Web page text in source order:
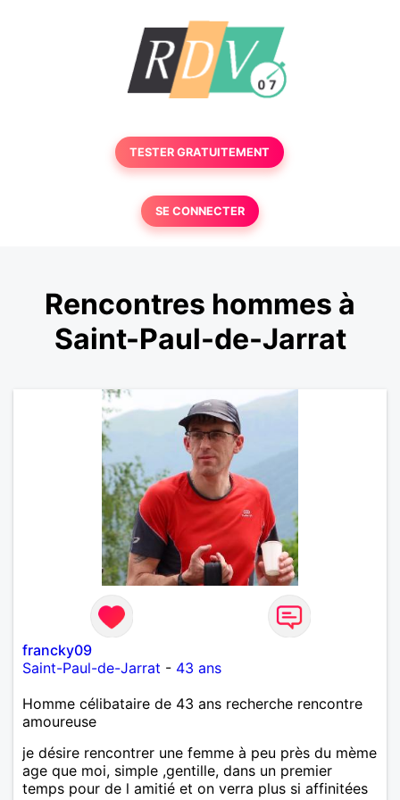
TESTER GRATUITEMENT
SE CONNECTER
Rencontres hommes à
Saint-Paul-de-Jarrat
francky09
Saint-Paul-de-Jarrat - 43 ans
Homme célibataire de 43 ans recherche rencontre
amoureuse
je désire rencontrer une femme à peu près du mème
age que moi, simple ,gentille, dans un premier
temps pour de l amitié et on verra plus si affinitées